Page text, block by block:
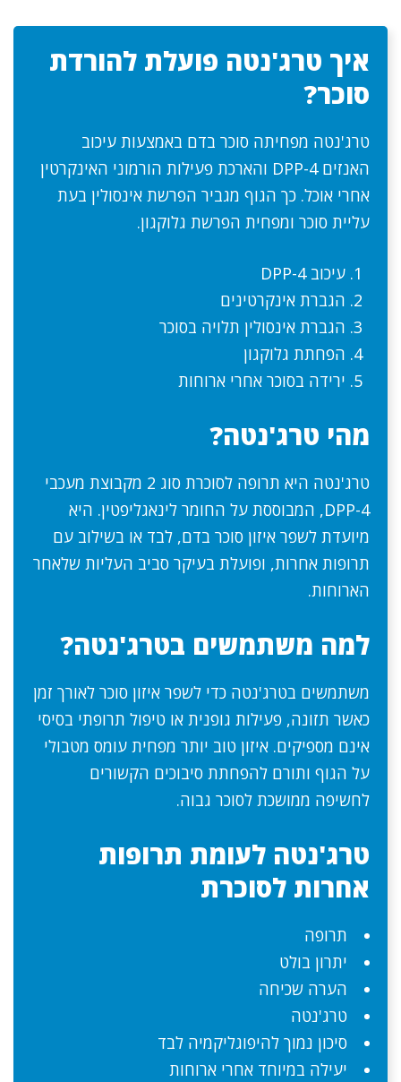
איך טרג'נטה פועלת להורדת
סוכר?
טרג'נטה מפחיתה סוכר בדם באמצעות עיכוב
האנזים DPP-4 והארכת פעילות הורמוני האינקרטין
אחרי אוכל. כך הגוף מגביר הפרשת אינסולין בעת
עליית סוכר ומפחית הפרשת גלוקגון.
עיכוב DPP-4
הגברת אינקרטינים
הגברת אינסולין תלויה בסוכר
הפחתת גלוקגון
ירידה בסוכר אחרי ארוחות
מהי טרג'נטה?
טרג'נטה היא תרופה לסוכרת סוג 2 מקבוצת מעכבי
DPP-4, המבוססת על החומר לינאגליפטין. היא
מיועדת לשפר איזון סוכר בדם, לבד או בשילוב עם
תרופות אחרות, ופועלת בעיקר סביב העליות שלאחר
הארוחות.
למה משתמשים בטרג'נטה?
משתמשים בטרג'נטה כדי לשפר איזון סוכר לאורך זמן
כאשר תזונה, פעילות גופנית או טיפול תרופתי בסיסי
אינם מספיקים. איזון טוב יותר מפחית עומס מטבולי
על הגוף ותורם להפחתת סיבוכים הקשורים
לחשיפה ממושכת לסוכר גבוה.
טרג'נטה לעומת תרופות
אחרות לסוכרת
תרופה
יתרון בולט
הערה שכיחה
טרג'נטה
סיכון נמוך להיפוגליקמיה לבד
יעילה במיוחד אחרי ארוחות